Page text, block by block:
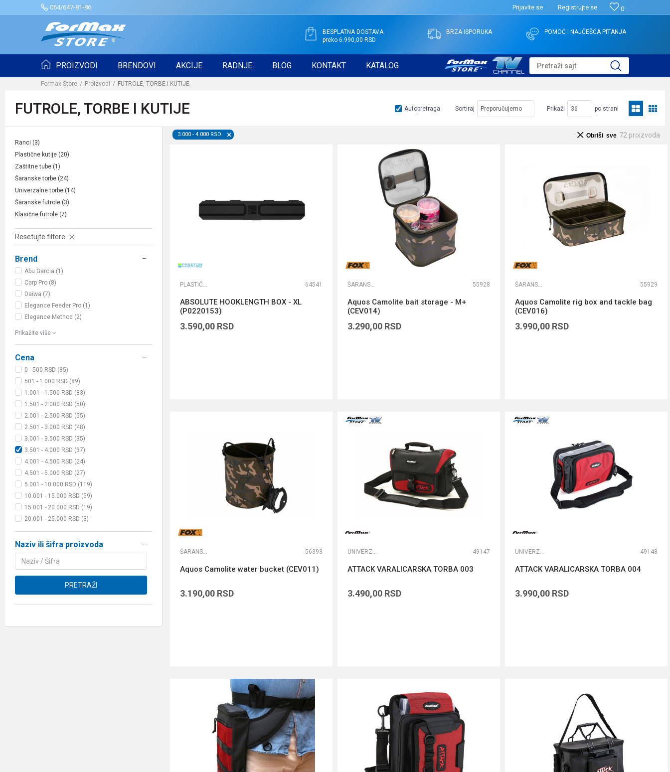
064/647-81-86 0
Prijavite se Registrujte se
BESPLATNA DOSTAVA
preko 6.990,00 RSD
BRZA ISPORUKA POMOĆ I NAJČEŠĆA PITANJA
PROIZVODI BRENDOVI AKCIJE RADNJE BLOG KONTAKT KATALOG Pretraži sajt
Formax Store Proizvodi FUTROLE, TORBE I KUTIJE
FUTROLE, TORBE I KUTIJE Autopretraga Sortiraj Prikaži po strani
Ranci (3)
Plastične kutije (20)
Zaštitne tube (1)
Šaranske torbe (24)
Univerzalne torbe (14)
Šaranske futrole (3)
Klasične futrole (7)
Resetujte filtere
Brend
Abu Garcia (1)
Carp Pro (8)
Daiwa (7)
Elegance Feeder Pro (1)
Elegance Method (2)
Prikažite više
Cena
0 - 500 RSD (85)
501 - 1.000 RSD (89)
1.001 - 1.500 RSD (83)
1.501 - 2.000 RSD (50)
2.001 - 2.500 RSD (55)
2.501 - 3.000 RSD (48)
3.001 - 3.500 RSD (35)
3.501 - 4.000 RSD (37)
4.001 - 4.500 RSD (24)
4.501 - 5.000 RSD (27)
5.001 - 10.000 RSD (119)
10.001 - 15.000 RSD (59)
15.001 - 20.000 RSD (19)
20.001 - 25.000 RSD (3)
Naziv ili šifra proizvoda
PRETRAŽI
3.000 - 4.000 RSD 72 proizvoda
Obriši sve
PLASTIČNE KUTIJE 64541
ABSOLUTE HOOKLENGTH BOX - XL
(P0220153)
3.590,00 RSD
ŠARANSKE TORBE 55928
Aquos Camolite bait storage - M+
(CEV014)
3.290,00 RSD
ŠARANSKE TORBE 55929
Aquos Camolite rig box and tackle bag
(CEV016)
3.990,00 RSD
ŠARANSKE TORBE 56393
Aquos Camolite water bucket (CEV011)
3.190,00 RSD
UNIVERZALNE TORBE 49147
ATTACK VARALICARSKA TORBA 003
3.490,00 RSD
UNIVERZALNE TORBE 49148
ATTACK VARALICARSKA TORBA 004
3.990,00 RSD